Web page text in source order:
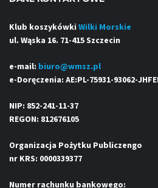
Klub koszykówki Wilki Morskie
ul. Wąska 16. 71-415 Szczecin
e-mail: biuro@wmsz.pl
e-Doręczenia: AE:PL-75931-93062-
NIP: 852-241-11-37
REGON: 812676105
Organizacja Pożytku Publiczengo
nr KRS: 0000339377
Numer rachunku bankowego: